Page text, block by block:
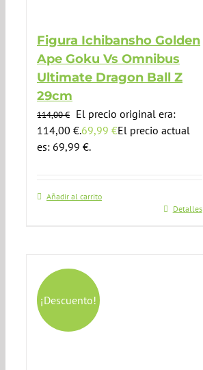
Figura Ichibansho Golden
Ape Goku Vs Omnibus
Ultimate Dragon Ball Z
29cm
114,00€ El precio original era:
114,00 €.69,99 €El precio actual
es: 69,99 €.
Añadir al carrito
Detalles
¡Descuento!